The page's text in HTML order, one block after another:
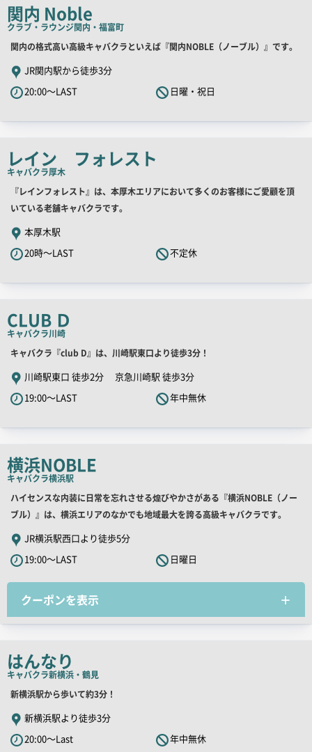
コ
ピ
ー
関内 Noble
クラブ・ラウンジ関内・福富町
店
舗
PR
キ
コ
ピ
ー
関内の格式高い高級キャバクラといえば『関内NOBLE（ノーブル）』です。
JR関内駅から徒歩3分
20:00～LAST
日曜・祝日
レイン フォレスト
キャバクラ厚木
店
舗
PR
キ
ャ
ピ
ー
『レインフォレスト』は、本厚木エリアにおいて多くのお客様にご愛顧を頂
いている老舗キャバクラです。
本厚木駅
20時～LAST
不定休
CLUB Ｄ
キャバクラ川崎
店
舗
PR
キ
コ
ピ
ー
キャバクラ『club D』は、川崎駅東口より徒歩3分！
川崎駅東口 徒歩2分 京急川崎駅 徒歩3分
19:00～LAST
年中無休
横浜NOBLE
キャバクラ横浜駅
店
舗
PR
キ
ャ
ッ
コ
ハイセンスな内装に日常を忘れさせる煌びやかさがある『横浜NOBLE（ノー
ブル）』は、横浜エリアのなかでも地域最大を誇る高級キャバクラです。
JR横浜駅西口より徒歩5分
19:00～LAST
日曜日
クーポンを表示
はんなり
キャバクラ新横浜・鶴見
店
舗
PR
キ
新横浜駅から歩いて約3分！
新横浜駅より徒歩3分
20:00～Last
年中無休